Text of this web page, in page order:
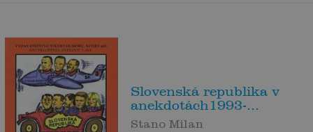
Slovenská republika v
anekdotách1993-...
Stano Milan